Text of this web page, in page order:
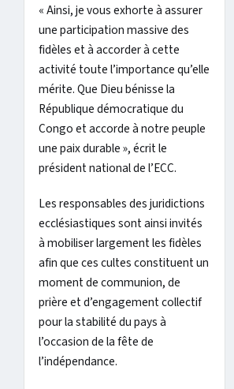
« Ainsi, je vous exhorte à assurer
une participation massive des
fidèles et à accorder à cette
activité toute l’importance qu’elle
mérite. Que Dieu bénisse la
République démocratique du
Congo et accorde à notre peuple
une paix durable », écrit le
président national de l’ECC.
Les responsables des juridictions
ecclésiastiques sont ainsi invités
à mobiliser largement les fidèles
afin que ces cultes constituent un
moment de communion, de
prière et d’engagement collectif
pour la stabilité du pays à
l’occasion de la fête de
l’indépendance.